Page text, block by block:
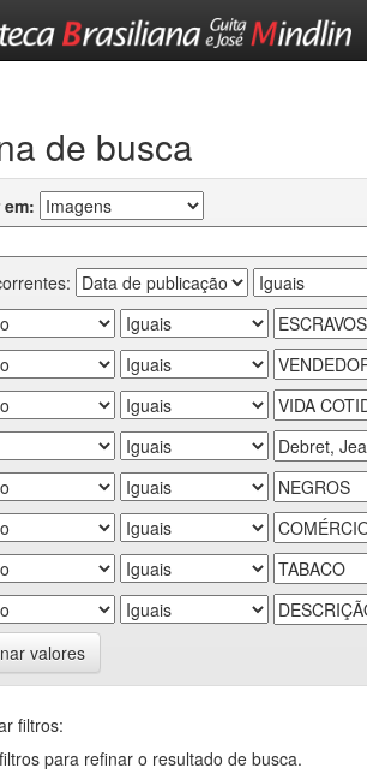
de busca
valores
filtros:
para refinar o resultado de busca.